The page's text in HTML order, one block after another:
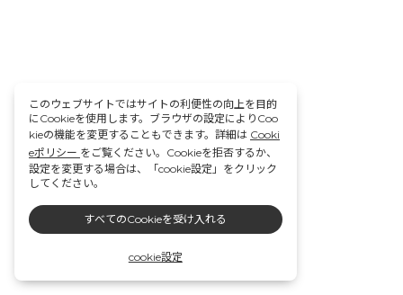
このウェブサイトではサイトの利便性の向上を目的
にCookieを使用します。ブラウザの設定によりCoo
kieの機能を変更することもできます。詳細は Cooki
eポリシー をご覧ください。Cookieを拒否するか、
設定を変更する場合は、「cookie設定」をクリック
してください。
すべてのCookieを受け入れる
cookie設定